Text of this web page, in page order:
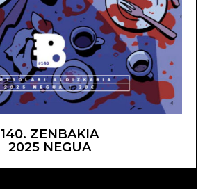
140. ZENBAKIA
2025 NEGUA